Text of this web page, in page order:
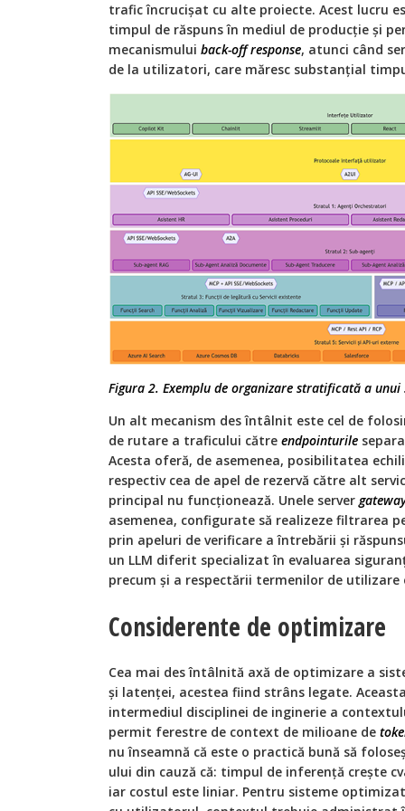
trafic încrucișat cu alte proiecte. Acest lucru
timpul de răspuns în mediul de producție și
mecanismului back-off response, atunci când
de la utilizatori, care măresc substanțial
Figura 2. Exemplu de organizare stratificată a unui
Un alt mecanism des întâlnit este cel de
de rutare a traficului către endpointurile
Acesta oferă, de asemenea, posibilitatea
respectiv cea de apel de rezervă către alt
principal nu funcționează. Unele server
asemenea, configurate să realizeze filtrarea
prin apeluri de verificare a întrebării și
un LLM diferit specializat în evaluarea
precum și a respectării termenilor de utilizare
Considerente de optimizare
Cea mai des întâlnită axă de optimizare a
și latenței, acestea fiind strâns legate.
intermediul disciplinei de inginerie a
permit ferestre de context de milioane de
nu înseamnă că este o practică bună să
ului din cauză că: timpul de inferență crește
iar costul este liniar. Pentru sisteme